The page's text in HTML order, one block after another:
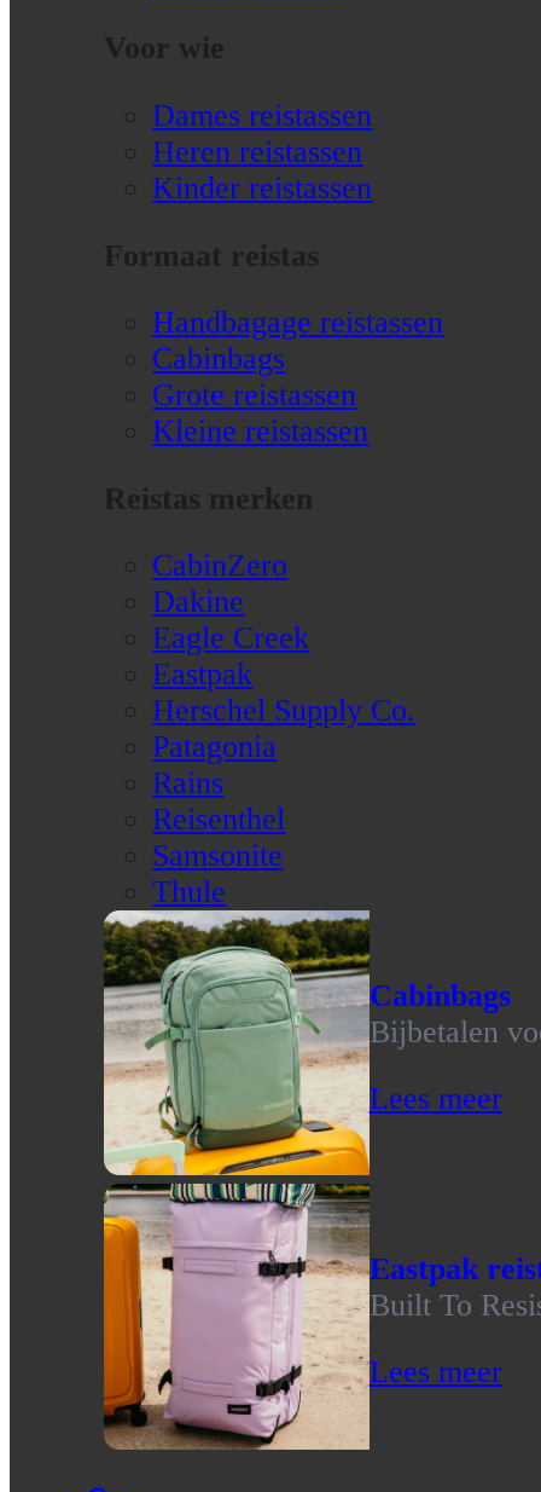
Voor wie
Dames reistassen
Heren reistassen
Kinder reistassen
Formaat reistas
Handbagage reistassen
Cabinbags
Grote reistassen
Kleine reistassen
Reistas merken
CabinZero
Dakine
Eagle Creek
Eastpak
Herschel Supply Co.
Patagonia
Rains
Reisenthel
Samsonite
Thule
Cabinbags
Bijbetalen
Lees meer
Eastpak
Built To
Lees meer